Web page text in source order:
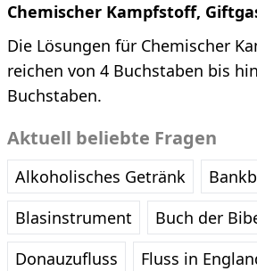
Chemischer Kampfstoff,
Die Lösungen für Chemischer
reichen von 4 Buchstaben bis
Buchstaben.
Aktuell beliebte Fragen
Alkoholisches Getränk
Blasinstrument
Buch der
Donauzufluss
Fluss in